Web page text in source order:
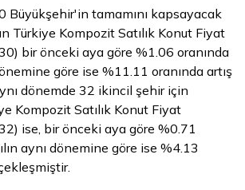
Büyükşehir'in tamamını kapsayacak
Türkiye Kompozit Satılık Konut Fiyat
bir önceki aya göre %1.06 oranında
göre ise %11.11 oranında artış
dönemde 32 ikincil şehir için
Kompozit Satılık Konut Fiyat
ise, bir önceki aya göre %0.71
aynı dönemine göre ise %4.13